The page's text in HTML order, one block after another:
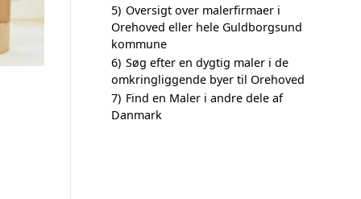
5) Oversigt over malerfirmaer i
Orehoved eller hele Guldborgsund
kommune
6) Søg efter en dygtig maler i de
omkringliggende byer til Orehoved
7) Find en Maler i andre dele af
Danmark